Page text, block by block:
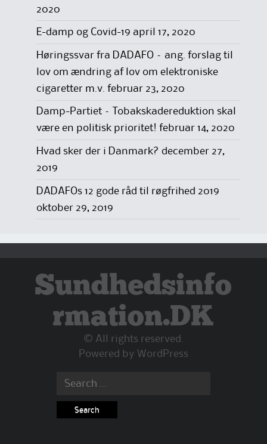
2020
E-damp og Covid-19 april 17, 2020
Høringssvar fra DADAFO – ang. forslag til
lov om ændring af lov om elektroniske
cigaretter m.v. februar 23, 2020
Damp-Partiet – Tobakskadereduktion skal
være en politisk prioritet! februar 14, 2020
Hvad sker der i Danmark? december 27,
2019
DADAFOs 12 gode råd til røgfrihed 2019
oktober 29, 2019
Sundhedsinfo
rmation.DK
© All rights reserved.
Powered by WordPress
Search